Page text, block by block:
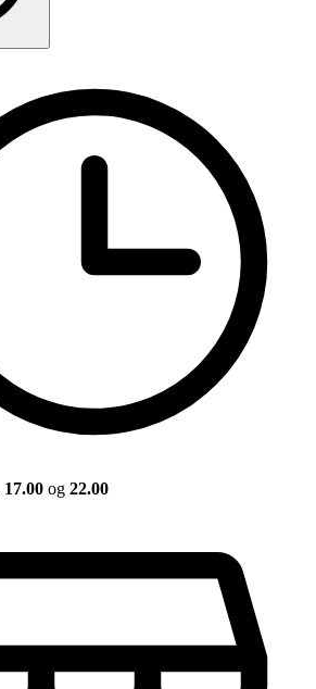
17.00 og 22.00